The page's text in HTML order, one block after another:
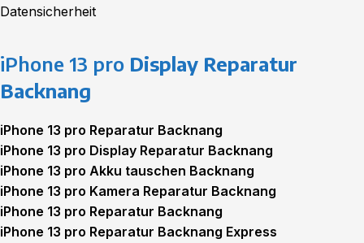
Datensicherheit
iPhone 13 pro Display Reparatur
Backnang
iPhone 13 pro Reparatur Backnang
iPhone 13 pro Display Reparatur Backnang
iPhone 13 pro Akku tauschen Backnang
iPhone 13 pro Kamera Reparatur Backnang
iPhone 13 pro Reparatur Backnang
iPhone 13 pro Reparatur Backnang Express